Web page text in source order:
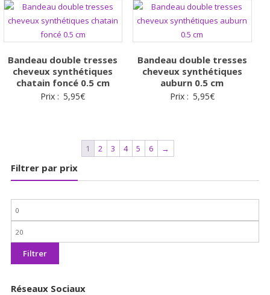
Bandeau double tresses
cheveux synthétiques
chatain foncé 0.5 cm
Prix : 5,95€
Bandeau double tresses
cheveux synthétiques
auburn 0.5 cm
Prix : 5,95€
1 2 3 4 5 6 →
Filtrer par prix
Prix
min
Prix
max
Filtrer
Réseaux Sociaux